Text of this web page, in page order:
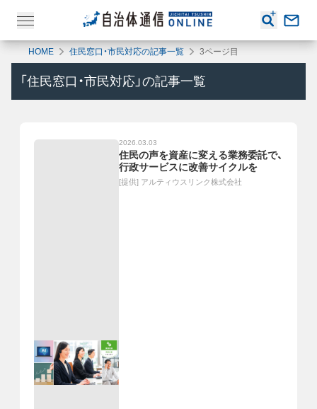
HOME 住民窓口・市民対応の記事一覧 3ページ目
「 住民窓口・市民対応 」の記事一覧
2026.03.03
住民の声を資産に変える業務委託で、
行政サービスに改善サイクルを
[提供] アルティウスリンク株式会社